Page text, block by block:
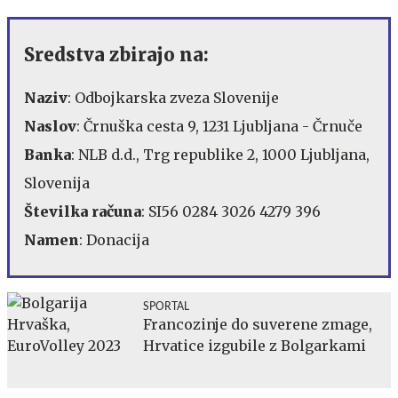
Sredstva zbirajo na:
Naziv: Odbojkarska zveza Slovenije
Naslov: Črnuška cesta 9, 1231 Ljubljana - Črnuče
Banka: NLB d.d., Trg republike 2, 1000 Ljubljana,
Slovenija
Številka računa: SI56 0284 3026 4279 396
Namen: Donacija
SPORTAL
Francozinje do suverene zmage,
Hrvatice izgubile z Bolgarkami